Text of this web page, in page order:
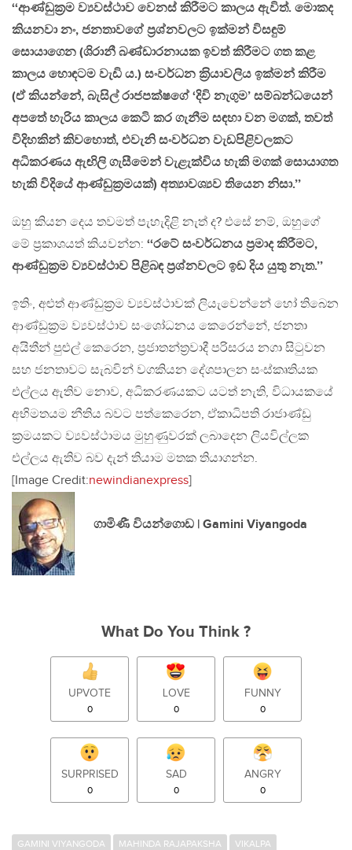
‘‘ආණ්ඩුක‍්‍රම ව්‍යවස්ථාව වෙනස් කිරීමට කාලය ඇවිත්. මොකද
කියනවා නං, ජනතාවගේ ප‍්‍රශ්නවලට ඉක්මන් විසඳුම්
සොයාගෙන (ශිරානී බණ්ඩාරනායක ඉවත් කිරීමට ගත කළ
කාලය හොඳටම වැඩි ය.) සංවර්ධන ක‍්‍රියාවලිය ඉක්මන් කිරීම
(ඒ කියන්නේ, බැසිල් රාජපක්ෂගේ ‘දිවි නැගුම’ සම්බන්ධයෙන්
අපතේ හැරිය කාලය කෙටි කර ගැනීම සඳහා වන මගක්, තවත්
විදිහකින් කිවහොත්, එවැනි සංවර්ධන වැඩපිළිවලකට
අධිකරණය ඇඟිලි ගැසීමෙන් වැළැක්විය හැකි මගක් සොයාගත
හැකි විදියේ ආණ්ඩුක‍්‍රමයක්) අත්‍යාවශ්‍යව තියෙන නිසා.’’
ඔහු කියන දෙය තවමත් පැහැදිළි නැත් ද? එසේ නම්, ඔහුගේ
මේ ප‍්‍රකාශයත් කියවන්න: ‘‘රටේ සංවර්ධනය ප‍්‍රමාද කිරීමට,
ආණ්ඩුක‍්‍රම ව්‍යවස්ථාව පිළිබඳ ප‍්‍රශ්නවලට ඉඩ දිය යුතු නැත.’’
ඉතිං, අළුත් ආණ්ඩුක‍්‍රම ව්‍යවස්ථාවක් ලියැවෙන්නේ හෝ තිබෙන
ආණ්ඩුක‍්‍රම ව්‍යවස්ථාව සංශෝධනය කෙරෙන්නේ, ජනතා
අයිතීන් පුළුල් කෙරෙන, ප‍්‍රජාතන්ත‍්‍රවාදී පරිසරය නගා සිටුවන
සහ ජනතාවට සැබවින් වගකියන දේශපාලන සංස්කෘතියක
එල්ලය ඇතිව නොව, අධිකරණයකට යටත් නැති, විධායකයේ
අභිමතයම නීතිය බවට පත්කෙරෙන, ඒකාධිපති රාජාණ්ඩු
ක‍්‍රමයකට ව්‍යවස්ථාමය මුහුණුවරක් ලබාදෙන ලියවිල්ලක
එල්ලය ඇතිව බව දැන් තියාම මතක තියාගන්න.
[Image Credit:newindianexpress]
ගාමිණී වියන්ගොඩ | Gamini Viyangoda
What Do You Think ?
UPVOTE
0
LOVE
0
FUNNY
0
SURPRISED
0
SAD
0
ANGRY
0
GAMINI VIYANGODA MAHINDA RAJAPAKSHA VIKALPA